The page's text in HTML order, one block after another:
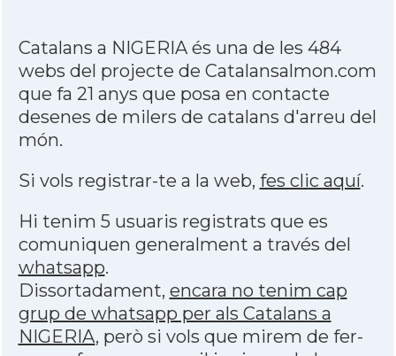
Catalans a NIGERIA és una de les 484
webs del projecte de Catalansalmon.com
que fa 21 anys que posa en contacte
desenes de milers de catalans d'arreu del
món.
Si vols registrar-te a la web, fes clic aquí.
Hi tenim 5 usuaris registrats que es
comuniquen generalment a través del
whatsapp.
Dissortadament, encara no tenim cap
grup de whatsapp per als Catalans a
NIGERIA, però si vols que mirem de fer-